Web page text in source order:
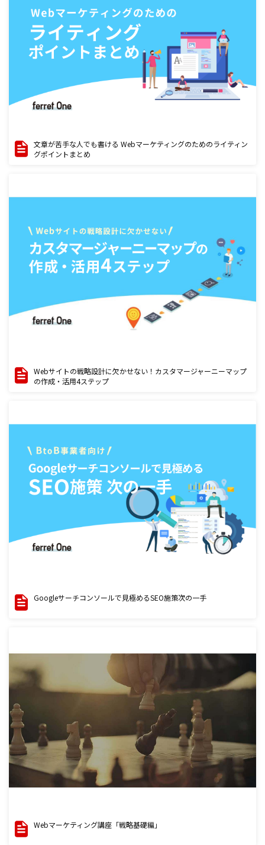
文章が苦手な人でも書ける Webマーケティングのためのライティン
グポイントまとめ
Webサイトの戦略設計に欠かせない！カスタマージャーニーマップ
の作成・活用4ステップ
Googleサーチコンソールで見極めるSEO施策次の一手
Webマーケティング講座「戦略基礎編」